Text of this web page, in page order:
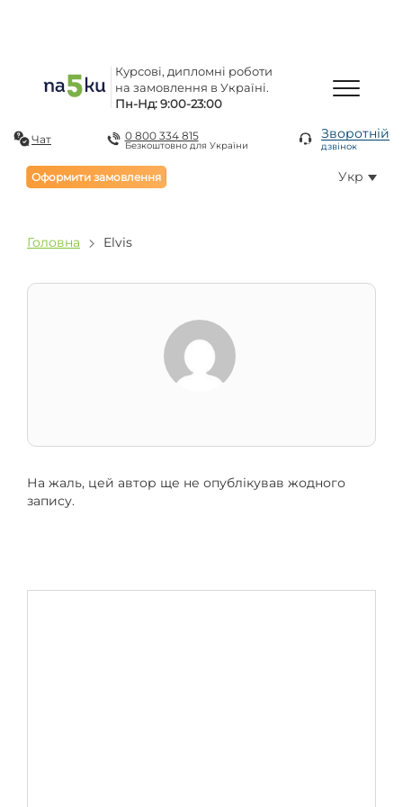
Курсові, дипломні роботи
на замовлення в Україні.
Пн-Нд: 9:00-23:00
Чат 0 800 334 815
Безкоштовно для України
Зворотній
дзвінок
Оформити замовлення Укр
Головна Elvis
На жаль, цей автор ще не опублікував жодного
запису.